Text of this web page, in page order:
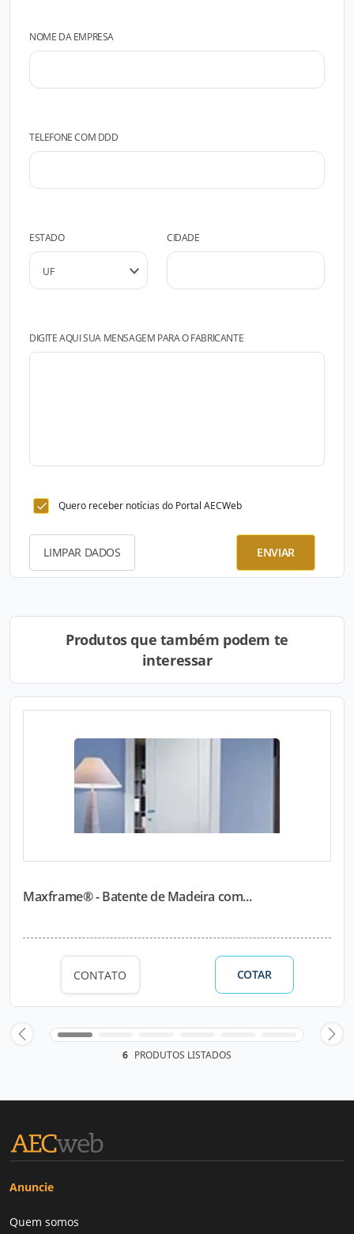
NOME DA EMPRESA
TELEFONE COM DDD
ESTADO CIDADE
DIGITE AQUI SUA MENSAGEM PARA O FABRICANTE
Quero receber notícias do Portal AECWeb
LIMPAR DADOS ENVIAR
Produtos que também podem te
interessar
Maxframe® - Batente de Madeira com...
CONTATO COTAR
6 PRODUTOS LISTADOS
Anuncie
Quem somos